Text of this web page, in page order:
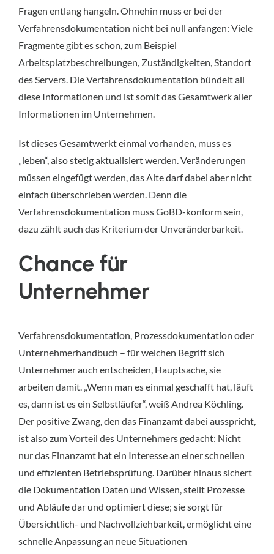
Fragen entlang hangeln. Ohnehin muss er bei der
Verfahrensdokumentation nicht bei null anfangen: Viele
Fragmente gibt es schon, zum Beispiel
Arbeitsplatzbeschreibungen, Zuständigkeiten, Standort
des Servers. Die Verfahrensdokumentation bündelt all
diese Informationen und ist somit das Gesamtwerk aller
Informationen im Unternehmen.
Ist dieses Gesamtwerkt einmal vorhanden, muss es
„leben“, also stetig aktualisiert werden. Veränderungen
müssen eingefügt werden, das Alte darf dabei aber nicht
einfach überschrieben werden. Denn die
Verfahrensdokumentation muss GoBD-konform sein,
dazu zählt auch das Kriterium der Unveränderbarkeit.
Chance für
Unternehmer
Verfahrensdokumentation, Prozessdokumentation oder
Unternehmerhandbuch – für welchen Begriff sich
Unternehmer auch entscheiden, Hauptsache, sie
arbeiten damit. „Wenn man es einmal geschafft hat, läuft
es, dann ist es ein Selbstläufer“, weiß Andrea Köchling.
Der positive Zwang, den das Finanzamt dabei ausspricht,
ist also zum Vorteil des Unternehmers gedacht: Nicht
nur das Finanzamt hat ein Interesse an einer schnellen
und effizienten Betriebsprüfung. Darüber hinaus sichert
die Dokumentation Daten und Wissen, stellt Prozesse
und Abläufe dar und optimiert diese; sie sorgt für
Übersichtlich- und Nachvollziehbarkeit, ermöglicht eine
schnelle Anpassung an neue Situationen